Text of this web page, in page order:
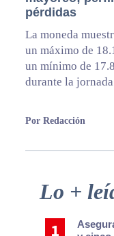
pérdidas
La moneda
un máximo de
un mínimo de
durante la jornada
Por Redacción
Primary
Lo +